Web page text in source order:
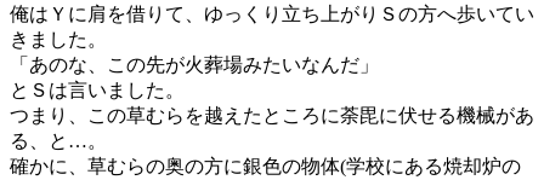
俺はＹに肩を借りて、ゆっくり立ち上がりＳの方へ歩いてい
きました。
「あのな、この先が火葬場みたいなんだ」
とＳは言いました。
つまり、この草むらを越えたところに荼毘に伏せる機械があ
る、と…。
確かに、草むらの奥の方に銀色の物体(学校にある焼却炉の